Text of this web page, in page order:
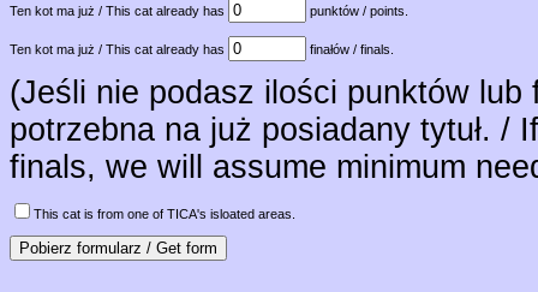
Ten kot ma już / This cat already has punktów / points.
Ten kot ma już / This cat already has finałów / finals.
(Jeśli nie podasz ilości punktów lub
potrzebna na już posiadany tytuł. /
finals, we will assume minimum
This cat is from one of TICA's isloated areas.